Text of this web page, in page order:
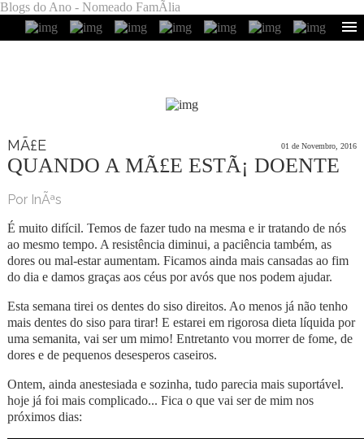
Blogs do Ano - Nomeado FamÃ­lia
MÃ£E 01 de Novembro, 2016
QUANDO A MÃ£E ESTÃ¡ DOENTE
Por InÃªs
É muito difícil. Temos de fazer tudo na mesma e ir tratando de nós
ao mesmo tempo. A resistência diminui, a paciência também, as
dores ou mal-estar aumentam. Ficamos ainda mais cansadas ao fim
do dia e damos graças aos céus por avós que nos podem ajudar.
Esta semana tirei os dentes do siso direitos. Ao menos já não tenho
mais dentes do siso para tirar! E estarei em rigorosa dieta líquida por
uma semanita, vai ser um mimo! Entretanto vou morrer de fome, de
dores e de pequenos desesperos caseiros.
Ontem, ainda anestesiada e sozinha, tudo parecia mais suportável.
hoje já foi mais complicado... Fica o que vai ser de mim nos
próximos dias: